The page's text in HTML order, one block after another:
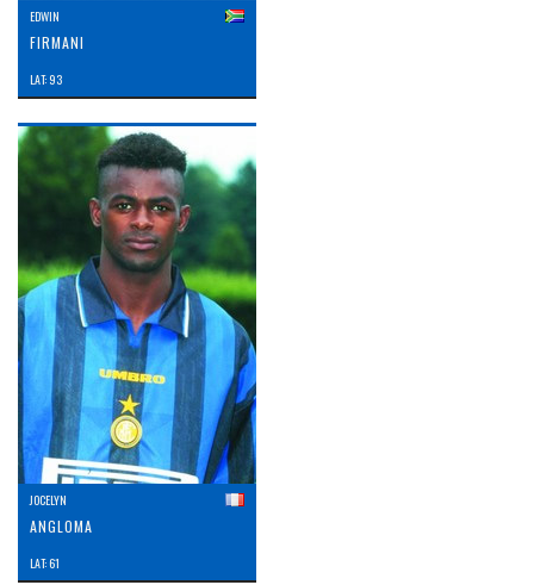
EDWIN
FIRMANI
LAT: 93
JOCELYN
ANGLOMA
LAT: 61